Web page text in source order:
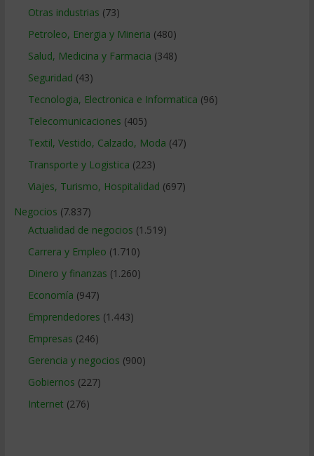
Otras industrias (73)
Petroleo, Energia y Mineria (480)
Salud, Medicina y Farmacia (348)
Seguridad (43)
Tecnologia, Electronica e Informatica (96)
Telecomunicaciones (405)
Textil, Vestido, Calzado, Moda (47)
Transporte y Logistica (223)
Viajes, Turismo, Hospitalidad (697)
Negocios (7.837)
Actualidad de negocios (1.519)
Carrera y Empleo (1.710)
Dinero y finanzas (1.260)
Economía (947)
Emprendedores (1.443)
Empresas (246)
Gerencia y negocios (900)
Gobiernos (227)
Internet (276)